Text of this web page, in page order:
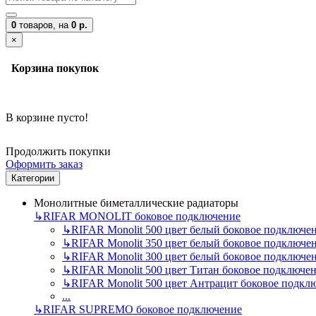
0 товаров, на 0 р.
×
Корзина покупок
В корзине пусто!
Продолжить покупки
Оформить заказ
Категории
Монолитные биметаллические радиаторы
↳RIFAR MONOLIT боковое подключение
↳RIFAR Monolit 500 цвет белый боковое
↳RIFAR Monolit 350 цвет белый боковое
↳RIFAR Monolit 300 цвет белый боковое
↳RIFAR Monolit 500 цвет Титан боковое
↳RIFAR Monolit 500 цвет Антрацит боковое
...
↳RIFAR SUPREMO боковое подключение